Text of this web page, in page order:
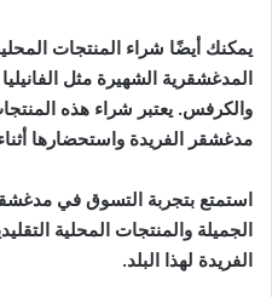
يمكنك أيضًا شراء المنتجات
المدغشقرية الشهيرة مثل
والكرفس. يعتبر شراء هذه
مدغشقر الفريدة واستحضارها
استمتع بتجربة التسوق في
الجميلة والمنتجات المحلية
الفريدة لهذا البلد.